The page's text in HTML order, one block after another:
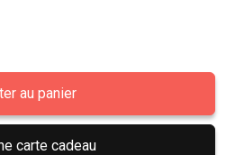
au panier
carte cadeau